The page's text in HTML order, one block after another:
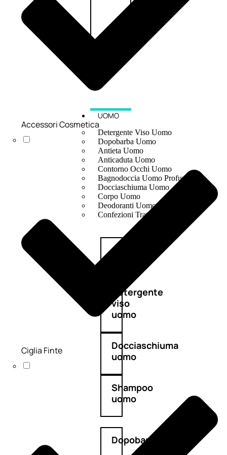
UOMO
Detergente Viso Uomo
Dopobarba Uomo
Antieta Uomo
Anticaduta Uomo
Contorno Occhi Uomo
Bagnodoccia Uomo Profumi
Docciaschiuma Uomo
Corpo Uomo
Deodoranti Uomo
Confezioni Trattamenti Uomo
Antietà
Detergente
viso
uomo
Docciaschiuma
uomo
Shampoo
uomo
Dopobarba
Accessori Cosmetica
Ciglia Finte